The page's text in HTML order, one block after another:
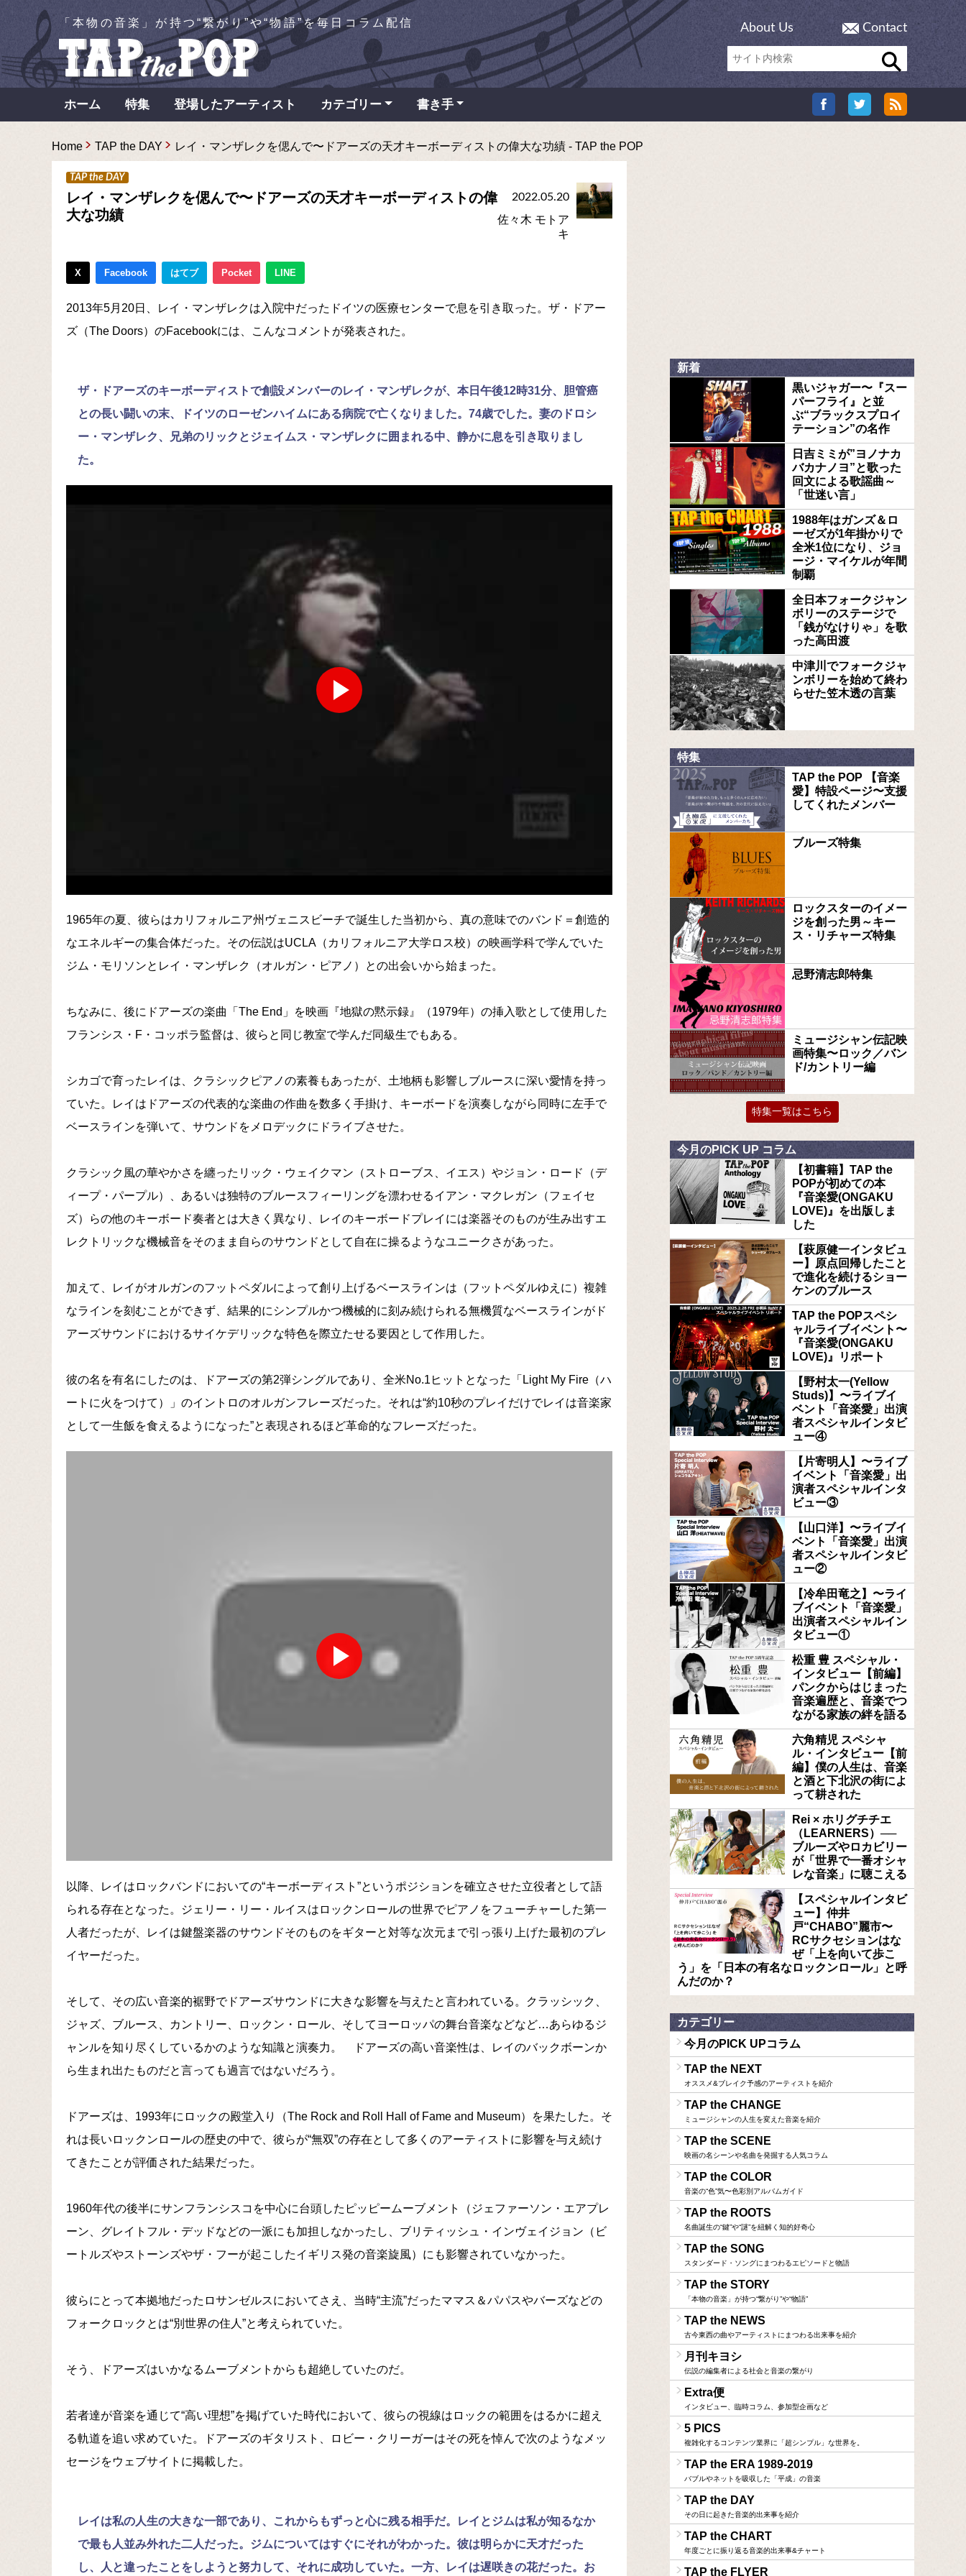
「本物の音楽」が持つ“繋がり”や“物語”を毎日コラム配信 About Us Contact
ホーム 特集 登場したアーティスト カテゴリー 書き手
Home TAP the DAY レイ・マンザレクを偲んで〜ドアーズの天才キーボーディストの偉大な功績 - TAP the POP
TAP the DAY
レイ・マンザレクを偲んで〜ドアーズの天才キーボーディストの偉
大な功績
2022.05.20
佐々木 モトア
キ
X Facebook はてブ Pocket LINE
2013年5月20日、レイ・マンザレクは入院中だったドイツの医療センターで息を引き取った。ザ・ドアー
ズ（The Doors）のFacebookには、こんなコメントが発表された。
ザ・ドアーズのキーボーディストで創設メンバーのレイ・マンザレクが、本日午後12時31分、胆管癌
との長い闘いの末、ドイツのローゼンハイムにある病院で亡くなりました。74歳でした。妻のドロシ
ー・マンザレク、兄弟のリックとジェイムス・マンザレクに囲まれる中、静かに息を引き取りまし
た。
1965年の夏、彼らはカリフォルニア州ヴェニスビーチで誕生した当初から、真の意味でのバンド＝創造的
なエネルギーの集合体だった。その伝説はUCLA（カリフォルニア大学ロス校）の映画学科で学んでいた
ジム・モリソンとレイ・マンザレク（オルガン・ピアノ）との出会いから始まった。
ちなみに、後にドアーズの楽曲「The End」を映画『地獄の黙示録』（1979年）の挿入歌として使用した
フランシス・F・コッポラ監督は、彼らと同じ教室で学んだ同級生でもある。
シカゴで育ったレイは、クラシックピアノの素養もあったが、土地柄も影響しブルースに深い愛情を持っ
ていた。レイはドアーズの代表的な楽曲の作曲を数多く手掛け、キーボードを演奏しながら同時に左手で
ベースラインを弾いて、サウンドをメロデックにドライブさせた。
クラシック風の華やかさを纏ったリック・ウェイクマン（ストローブス、イエス）やジョン・ロード（デ
ィープ・パープル）、あるいは独特のブルースフィーリングを漂わせるイアン・マクレガン（フェイセ
ズ）らの他のキーボード奏者とは大きく異なり、レイのキーボードプレイには楽器そのものが生み出すエ
レクトリックな機械音をそのまま自らのサウンドとして自在に操るようなユニークさがあった。
加えて、レイがオルガンのフットペダルによって創り上げるベースラインは（フットペダルゆえに）複雑
なラインを刻むことができず、結果的にシンプルかつ機械的に刻み続けられる無機質なベースラインがド
アーズサウンドにおけるサイケデリックな特色を際立たせる要因として作用した。
彼の名を有名にしたのは、ドアーズの第2弾シングルであり、全米No.1ヒットとなった「Light My Fire（ハ
ートに火をつけて）」のイントロのオルガンフレーズだった。それは“約10秒のプレイだけでレイは音楽家
として一生飯を食えるようになった”と表現されるほど革命的なフレーズだった。
以降、レイはロックバンドにおいての“キーボーディスト”というポジションを確立させた立役者として語
られる存在となった。ジェリー・リー・ルイスはロックンロールの世界でピアノをフューチャーした第一
人者だったが、レイは鍵盤楽器のサウンドそのものをギターと対等な次元まで引っ張り上げた最初のプレ
イヤーだった。
そして、その広い音楽的裾野でドアーズサウンドに大きな影響を与えたと言われている。クラッシック、
ジャズ、ブルース、カントリー、ロックン・ロール、そしてヨーロッパの舞台音楽などなど…あらゆるジ
ャンルを知り尽くしているかのような知識と演奏力。 ドアーズの高い音楽性は、レイのバックボーンか
ら生まれ出たものだと言っても過言ではないだろう。
ドアーズは、1993年にロックの殿堂入り（The Rock and Roll Hall of Fame and Museum）を果たした。そ
れは長いロックンロールの歴史の中で、彼らが“無双”の存在として多くのアーティストに影響を与え続け
てきたことが評価された結果だった。
1960年代の後半にサンフランシスコを中心に台頭したピッピームーブメント（ジェファーソン・エアプレ
ーン、グレイトフル・デッドなどの一派にも加担しなかったし、ブリティッシュ・インヴェイジョン（ビ
ートルズやストーンズやザ・フーが起こしたイギリス発の音楽旋風）にも影響されていなかった。
彼らにとって本拠地だったロサンゼルスにおいてさえ、当時“主流”だったママス＆パパスやバーズなどの
フォークロックとは“別世界の住人”と考えられていた。
そう、ドアーズはいかなるムーブメントからも超絶していたのだ。
若者達が音楽を通じて“高い理想”を掲げていた時代において、彼らの視線はロックの範囲をはるかに超え
る軌道を追い求めていた。ドアーズのギタリスト、ロビー・クリーガーはその死を悼んで次のようなメッ
セージをウェブサイトに掲載した。
レイは私の人生の大きな一部であり、これからもずっと心に残る相手だ。レイとジムは私が知るなか
で最も人並み外れた二人だった。ジムについてはすぐにそれがわかった。彼は明らかに天才だった
し、人と違ったことをしようと努力して、それに成功していた。一方、レイは遅咲きの花だった。お
新着
黒いジャガー〜『スー
パーフライ』と並
ぶ“ブラックスプロイ
テーション”の名作
日吉ミミが”ヨノナカ
バカナノヨ”と歌った
回文による歌謡曲～
「世迷い言」
1988年はガンズ＆ロ
ーゼズが1年掛かりで
全米1位になり、ジョ
ージ・マイケルが年間
制覇
全日本フォークジャン
ボリーのステージで
「銭がなけりゃ」を歌
った高田渡
中津川でフォークジャ
ンボリーを始めて終わ
らせた笠木透の言葉
特集
TAP the POP 【音楽
愛】特設ページ〜支援
してくれたメンバー
ブルーズ特集
ロックスターのイメー
ジを創った男～キー
ス・リチャーズ特集
忌野清志郎特集
ミュージシャン伝記映
画特集〜ロック／バン
ド/カントリー編
特集一覧はこちら
今月のPICK UP コラム
【初書籍】TAP the
POPが初めての本
『音楽愛(ONGAKU
LOVE)』を出版しま
した
【萩原健一インタビュ
ー】原点回帰したこと
で進化を続けるショー
ケンのブルース
TAP the POPスペシ
ャルライブイベント〜
『音楽愛(ONGAKU
LOVE)』リポート
【野村太一(Yellow
Studs)】〜ライブイ
ベント「音楽愛」出演
者スペシャルインタビ
ュー④
【片寄明人】〜ライブ
イベント「音楽愛」出
演者スペシャルインタ
ビュー③
【山口洋】〜ライブイ
ベント「音楽愛」出演
者スペシャルインタビ
ュー②
【冷牟田竜之】〜ライ
ブイベント「音楽愛」
出演者スペシャルイン
タビュー①
松重 豊 スペシャル・
インタビュー【前編】
パンクからはじまった
音楽遍歴と、音楽でつ
ながる家族の絆を語る
六角精児 スペシャ
ル・インタビュー【前
編】僕の人生は、音楽
と酒と下北沢の街によ
って耕された
Rei × ホリグチチエ
（LEARNERS）──
ブルーズやロカビリー
が「世界で一番オシャ
レな音楽」に聴こえる
【スペシャルインタビ
ュー】仲井
戸“CHABO”麗市〜
RCサクセションはな
ぜ「上を向いて歩こ
う」を「日本の有名なロックンロール」と呼
んだのか？
カテゴリー
今月のPICK UPコラム
TAP the NEXT
オススメ&ブレイク予感のアーティストを紹介
TAP the CHANGE
ミュージシャンの人生を変えた音楽を紹介
TAP the SCENE
映画の名シーンや名曲を発掘する人気コラム
TAP the COLOR
音楽の“色”気〜色彩別アルバムガイド
TAP the ROOTS
名曲誕生の“鍵”や“謎”を紐解く知的好奇心
TAP the SONG
スタンダード・ソングにまつわるエピソードと物語
TAP the STORY
「本物の音楽」が持つ“繋がり”や“物語”
TAP the NEWS
古今東西の曲やアーティストにまつわる出来事を紹介
月刊キヨシ
伝説の編集者による社会と音楽の繋がり
Extra便
インタビュー、臨時コラム、参加型企画など
5 PICS
複雑化するコンテンツ業界に「超シンプル」な世界を。
TAP the ERA 1989-2019
バブルやネットを吸収した「平成」の音楽
TAP the DAY
その日に起きた音楽的出来事を紹介
TAP the CHART
年度ごとに振り返る音楽的出来事&チャート
TAP the FLYER